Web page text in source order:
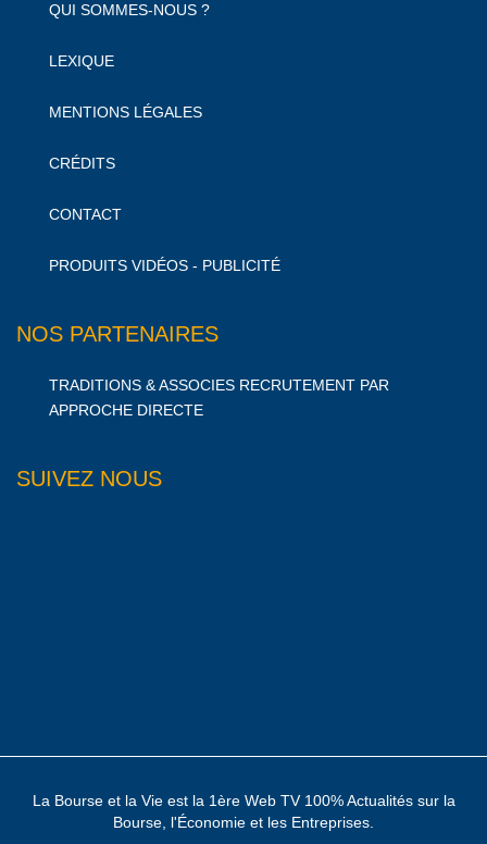
QUI SOMMES-NOUS ?
LEXIQUE
MENTIONS LÉGALES
CRÉDITS
CONTACT
PRODUITS VIDÉOS - PUBLICITÉ
NOS PARTENAIRES
TRADITIONS & ASSOCIES RECRUTEMENT PAR
APPROCHE DIRECTE
SUIVEZ NOUS
La Bourse et la Vie est la 1ère Web TV 100% Actualités sur la
Bourse, l'Économie et les Entreprises.